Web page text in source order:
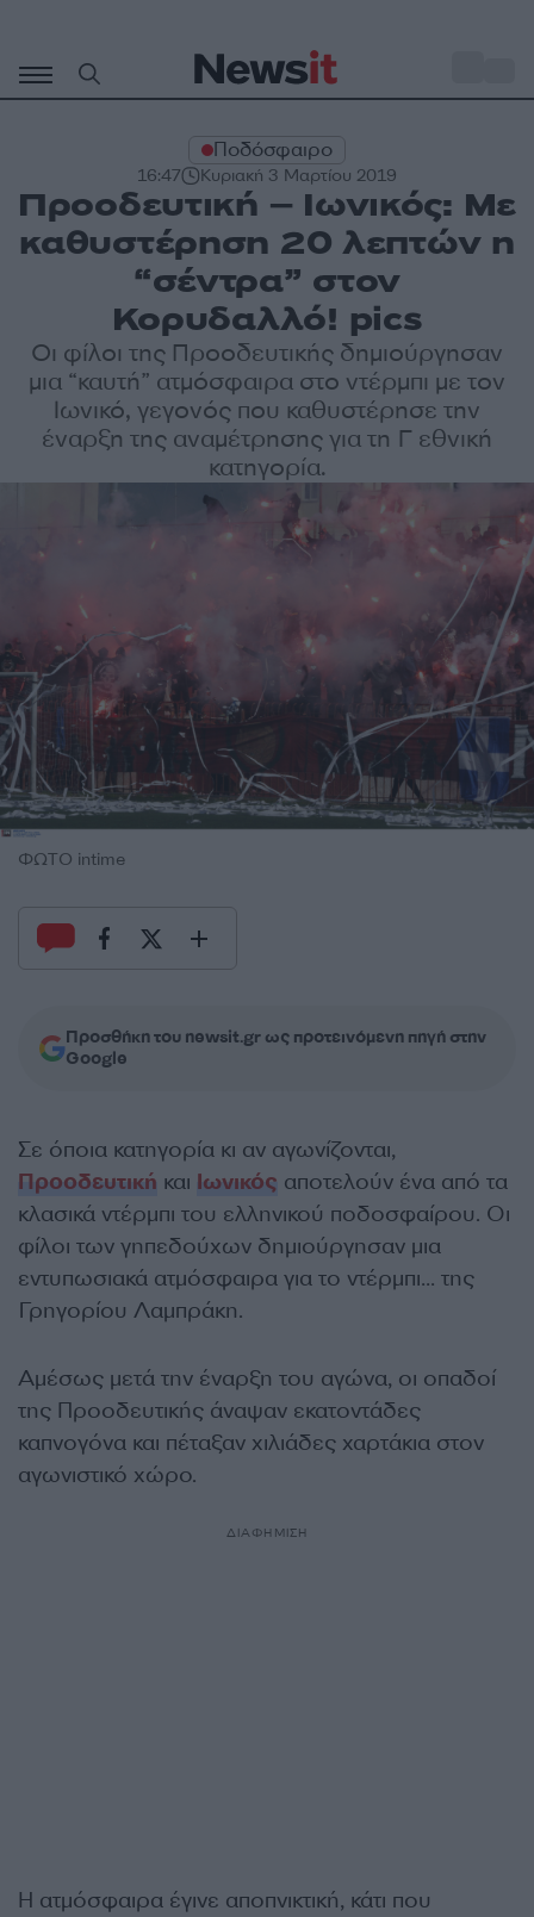
περιεχόμενο
Ποδόσφαιρο
16:47 Κυριακή 3 Μαρτίου 2019
Προοδευτική – Ιωνικός: Με
καθυστέρηση 20 λεπτών η
“σέντρα” στον
Κορυδαλλό! pics
Οι φίλοι της Προοδευτικής δημιούργησαν
μια “καυτή” ατμόσφαιρα στο ντέρμπι με τον
Ιωνικό, γεγονός που καθυστέρησε την
έναρξη της αναμέτρησης για τη Γ εθνική
κατηγορία.
ΦΩΤΟ intime
Προσθήκη του newsit.gr ως προτεινόμενη πηγή στην
Google
Σε όποια κατηγορία κι αν αγωνίζονται,
Προοδευτική και Ιωνικός αποτελούν ένα από τα
κλασικά ντέρμπι του ελληνικού ποδοσφαίρου. Οι
φίλοι των γηπεδούχων δημιούργησαν μια
εντυπωσιακά ατμόσφαιρα για το ντέρμπι… της
Γρηγορίου Λαμπράκη.
Αμέσως μετά την έναρξη του αγώνα, οι οπαδοί
της Προοδευτικής άναψαν εκατοντάδες
καπνογόνα και πέταξαν χιλιάδες χαρτάκια στον
αγωνιστικό χώρο.
ΔΙΑΦΗΜΙΣΗ
Η ατμόσφαιρα έγινε αποπνικτική, κάτι που